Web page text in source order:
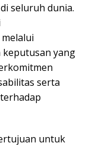
seluruh dunia.
yang
serta
untuk